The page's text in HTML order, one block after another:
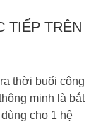
TIẾP TRÊN
thời buổi công
minh là bắt
cho 1 hệ